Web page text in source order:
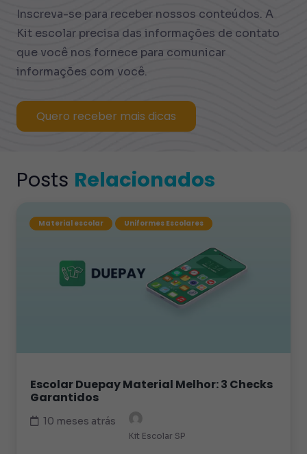
Inscreva-se para receber nossos conteúdos. A
Kit escolar precisa das informações de contato
que você nos fornece para comunicar
informações com você.
Quero receber mais dicas
Posts Relacionados
Material escolar Uniformes Escolares
Escolar Duepay Material Melhor: 3 Checks
Garantidos
10 meses atrás
Kit Escolar SP